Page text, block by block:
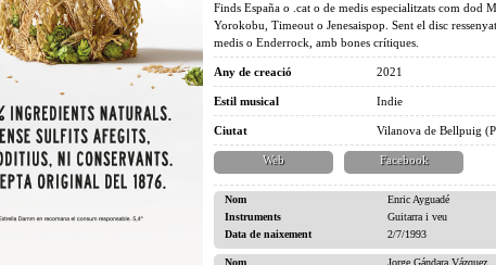
Finds España o .cat o de medis especialitzats com dod
Yorokobu, Timeout o Jenesaispop. Sent el disc
medis o Enderrock, amb bones crítiques.
Any de creació 2021
Estil musical Indie
Ciutat Vilanova de Bellpuig
Web Facebook
Nom
Enric Ayguadé
Instruments
Guitarra i veu
Data de naixement
2/7/1993
Nom
Jorge Gándara Vázquez